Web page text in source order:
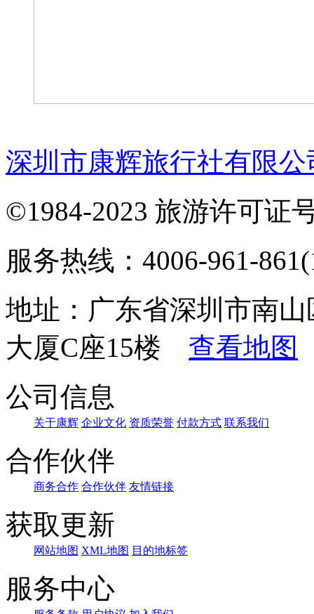
深圳市康辉旅行社有限
©1984-2023 旅游许可证
服务热线：4006-961-
地址：广东省深圳市南
大厦C座15楼 查看地图
公司信息
关于康辉 企业文化 资质荣誉 付款方式 联系我们
合作伙伴
商务合作 合作伙伴 友情链接
获取更新
网站地图 XML地图 目的地标签
服务中心